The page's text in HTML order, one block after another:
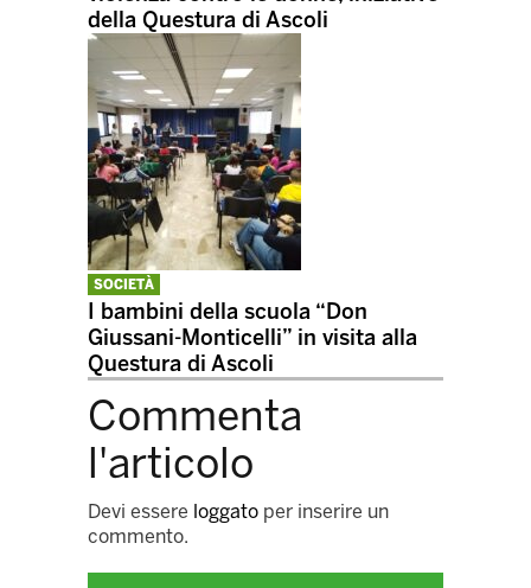
della Questura di Ascoli
SOCIETÀ
I bambini della scuola “Don
Giussani-Monticelli” in visita alla
Questura di Ascoli
Commenta
l'articolo
Devi essere loggato per inserire un
commento.